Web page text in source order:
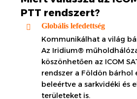
PTT rendszert?
Globális lefedettség
Kommunikálhat a világ
Az Iridium®
köszönhetően az ICOM
rendszer a Földön bárhol
beleértve a sarkvidéki és
területeket is.